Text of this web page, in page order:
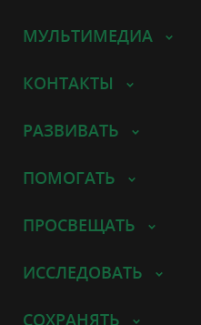
МУЛЬТИМЕДИА
КОНТАКТЫ
РАЗВИВАТЬ
ПОМОГАТЬ
ПРОСВЕЩАТЬ
ИССЛЕДОВАТЬ
СОХРАНЯТЬ